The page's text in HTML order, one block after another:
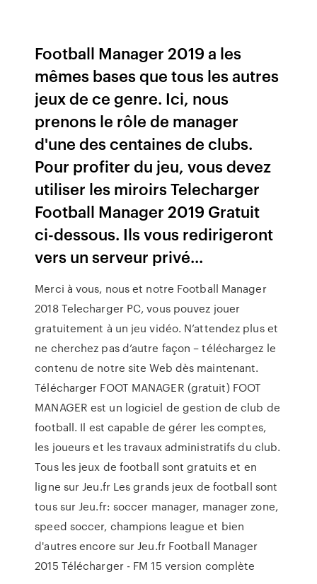
Football Manager 2019 a les
mêmes bases que tous les autres
jeux de ce genre. Ici, nous
prenons le rôle de manager
d'une des centaines de clubs.
Pour profiter du jeu, vous devez
utiliser les miroirs Telecharger
Football Manager 2019 Gratuit
ci-dessous. Ils vous redirigeront
vers un serveur privé...
Merci à vous, nous et notre Football Manager
2018 Telecharger PC, vous pouvez jouer
gratuitement à un jeu vidéo. N’attendez plus et
ne cherchez pas d’autre façon – téléchargez le
contenu de notre site Web dès maintenant.
Télécharger FOOT MANAGER (gratuit) FOOT
MANAGER est un logiciel de gestion de club de
football. Il est capable de gérer les comptes,
les joueurs et les travaux administratifs du club.
Tous les jeux de football sont gratuits et en
ligne sur Jeu.fr Les grands jeux de football sont
tous sur Jeu.fr: soccer manager, manager zone,
speed soccer, champions league et bien
d'autres encore sur Jeu.fr Football Manager
2015 Télécharger - FM 15 version complète